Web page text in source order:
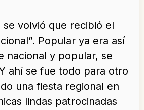
volvió que recibió el
Popular ya era así
nacional y popular, se
ahí se fue todo para otro
una fiesta regional en
lindas patrocinadas